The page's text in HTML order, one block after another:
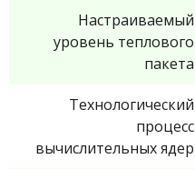
Настраиваемый
уровень теплового
пакета
Технологический
процесс
вычислительных ядер